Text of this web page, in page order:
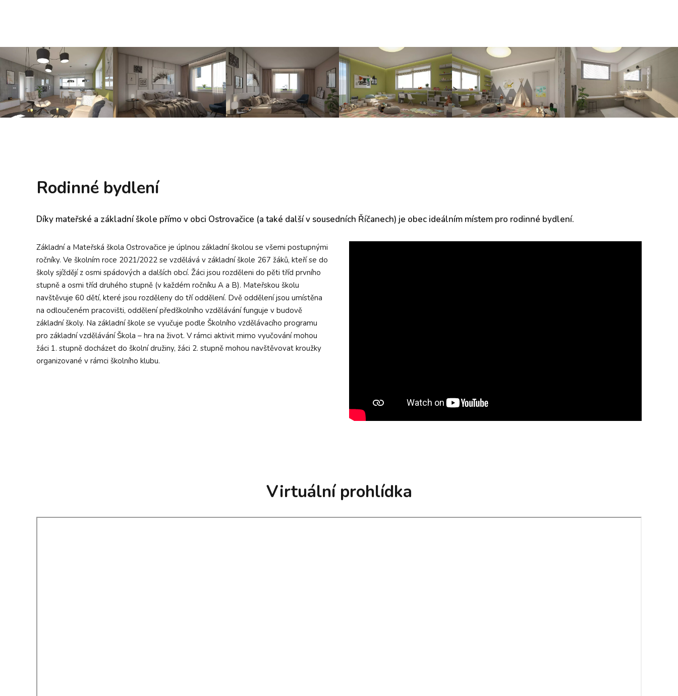
Rodinné bydlení
Díky mateřské a základní škole přímo v obci Ostrovačice (a také další v sousedních Říčanech) je obec ideálním místem pro rodinné bydlení.
Základní a Mateřská škola Ostrovačice je úplnou základní školou se všemi postupnými
ročníky. Ve školním roce 2021/2022 se vzdělává v základní škole 267 žáků, kteří se do
školy sjíždějí z osmi spádových a dalších obcí. Žáci jsou rozděleni do pěti tříd prvního
stupně a osmi tříd druhého stupně (v každém ročníku A a B). Mateřskou školu
navštěvuje 60 dětí, které jsou rozděleny do tří oddělení. Dvě oddělení jsou umístěna
na odloučeném pracovišti, oddělení předškolního vzdělávání funguje v budově
základní školy. Na základní škole se vyučuje podle Školního vzdělávacího programu
pro základní vzdělávání Škola – hra na život. V rámci aktivit mimo vyučování mohou
žáci 1. stupně docházet do školní družiny, žáci 2. stupně mohou navštěvovat kroužky
organizované v rámci školního klubu.
Virtuální prohlídka